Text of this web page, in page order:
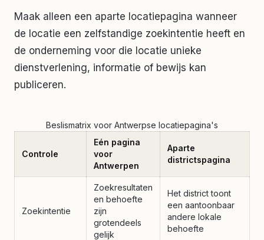
Maak alleen een aparte locatiepagina wanneer
de locatie een zelfstandige zoekintentie heeft en
de onderneming voor die locatie unieke
dienstverlening, informatie of bewijs kan
publiceren.
Beslismatrix voor Antwerpse locatiepagina's
Controle
Eén pagina
voor
Antwerpen
Aparte
districtspagina
Zoekintentie
Zoekresultaten
en behoefte
zijn
grotendeels
gelijk
Het district toont
een aantoonbaar
andere lokale
behoefte